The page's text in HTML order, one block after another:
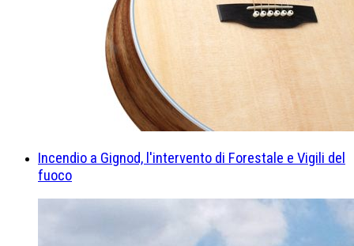
Incendio a Gignod, l'intervento di Forestale e Vigili del
fuoco